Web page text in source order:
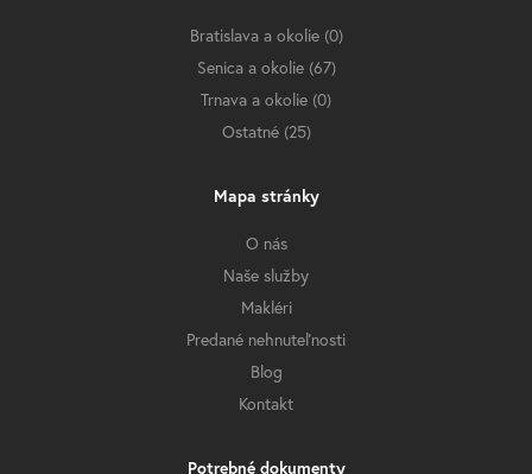
Bratislava a okolie (0)
Senica a okolie (67)
Trnava a okolie (0)
Ostatné (25)
Mapa stránky
O nás
Naše služby
Makléri
Predané nehnuteľnosti
Blog
Kontakt
Potrebné dokumenty